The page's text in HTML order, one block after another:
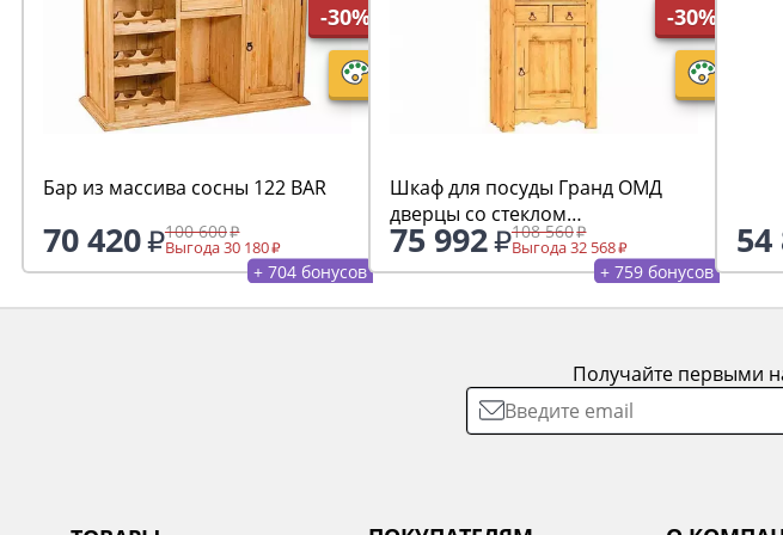
-30%
Бар из массива сосны 122 BAR
70 420 100 600
Выгода 30 180
+ 704 бонусов
-30%
Шкаф для посуды Гранд ОМД
дверцы со стеклом
GD.HOM.DEB.V
75 992 108 560
Выгода 32 568
+ 759 бонусов
54
Получайте первыми